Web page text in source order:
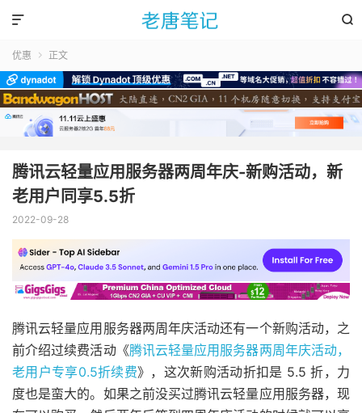


优惠  正文
腾讯云轻量应用服务器两周年庆-新购活动，新
老用户同享5.5折
2022-09-28
腾讯云轻量应用服务器两周年庆活动还有一个新购活动，之
前介绍过续费活动《腾讯云轻量应用服务器两周年庆活动，
老用户专享0.5折续费》，这次新购活动折扣是 5.5 折，力
度也是蛮大的。如果之前没买过腾讯云轻量应用服务器，现